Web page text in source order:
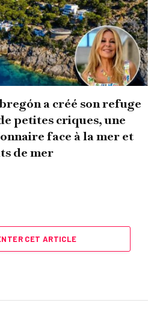
a créé son refuge
petites criques, une
face à la mer et
de mer
CET ARTICLE